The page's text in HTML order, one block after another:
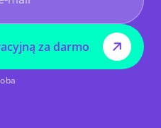
za darmo